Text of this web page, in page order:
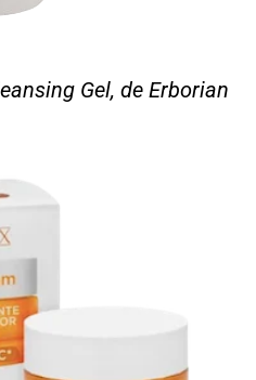
Gel, de Erborian